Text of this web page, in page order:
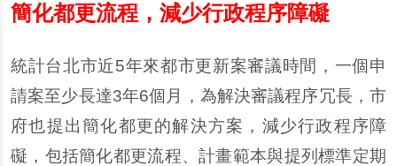
簡化都更流程，減少行政程序障礙
統計台北市近5年來都市更新案審議時間 ， 一個申
請案至少長達3年6個月 ， 為解決審議程序冗長，市
府也提出簡化都更的解決方案 ， 減少行政程序障
礙 ， 包括簡化都更流程、計畫範本與提列標準定期